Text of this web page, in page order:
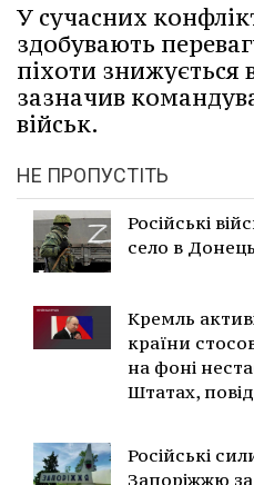
У сучасних
здобувають
піхоти знижується
зазначив
військ.
НЕ ПРОПУСТІТЬ
Російські
село в
Кремль
країни
на фоні
Штатах,
Російські
Запоріжжю